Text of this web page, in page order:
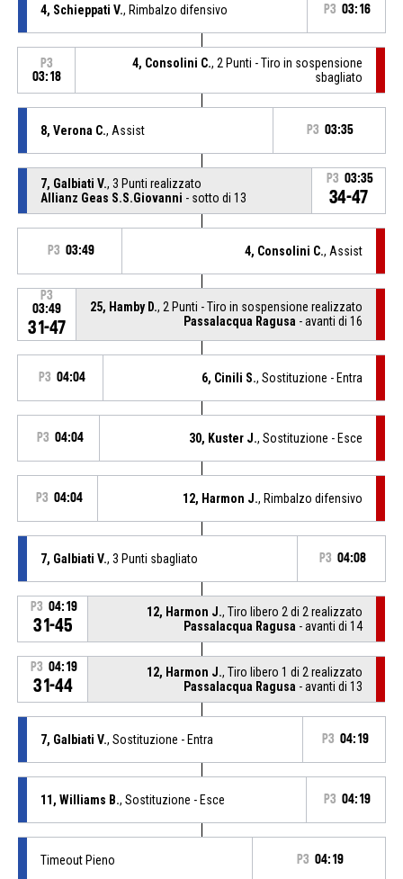
4, Schieppati V., Rimbalzo difensivo P3 03:16
P3
03:18
4, Consolini C., 2 Punti - Tiro in sospensione
sbagliato
8, Verona C., Assist P3 03:35
7, Galbiati V., 3 Punti realizzato
Allianz Geas S.S.Giovanni - sotto di 13
P3 03:35
34-47
P3 03:49 4, Consolini C., Assist
P3
03:49
31-47
25, Hamby D., 2 Punti - Tiro in sospensione realizzato
Passalacqua Ragusa - avanti di 16
P3 04:04 6, Cinili S., Sostituzione - Entra
P3 04:04 30, Kuster J., Sostituzione - Esce
P3 04:04 12, Harmon J., Rimbalzo difensivo
7, Galbiati V., 3 Punti sbagliato P3 04:08
P3 04:19
31-45
12, Harmon J., Tiro libero 2 di 2 realizzato
Passalacqua Ragusa - avanti di 14
P3 04:19
31-44
12, Harmon J., Tiro libero 1 di 2 realizzato
Passalacqua Ragusa - avanti di 13
7, Galbiati V., Sostituzione - Entra P3 04:19
11, Williams B., Sostituzione - Esce P3 04:19
Timeout Pieno P3 04:19